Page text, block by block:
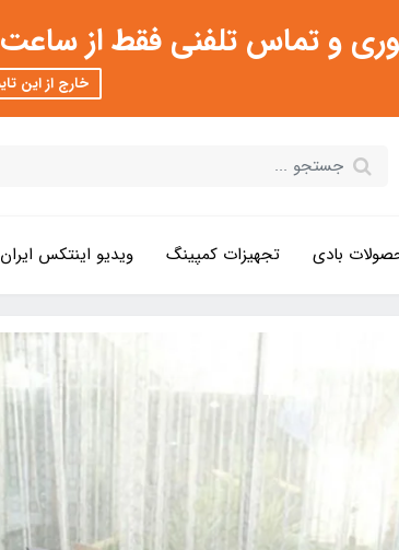
فقط از ساعت 11:30 صبح تا 2 عصر و 3 تا 8 شب امکان پذیر است
خارج از این
بادی تجهیزات کمپینگ ویدیو اینتکس ایران